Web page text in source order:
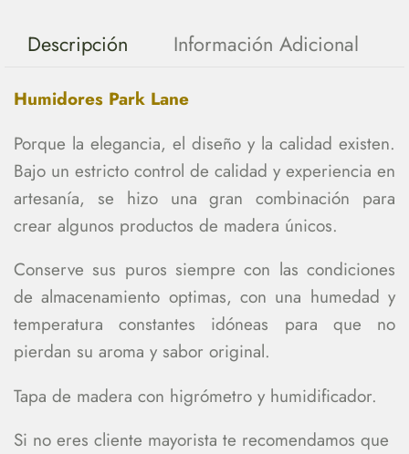
Descripción Información Adicional
Humidores Park Lane
Porque la elegancia, el diseño y la calidad existen.
Bajo un estricto control de calidad y experiencia en
artesanía, se hizo una gran combinación para
crear algunos productos de madera únicos.
Conserve sus puros siempre con las condiciones
de almacenamiento optimas, con una humedad y
temperatura constantes idóneas para que no
pierdan su aroma y sabor original.
Tapa de madera con higrómetro y humidificador.
Si no eres cliente mayorista te recomendamos que